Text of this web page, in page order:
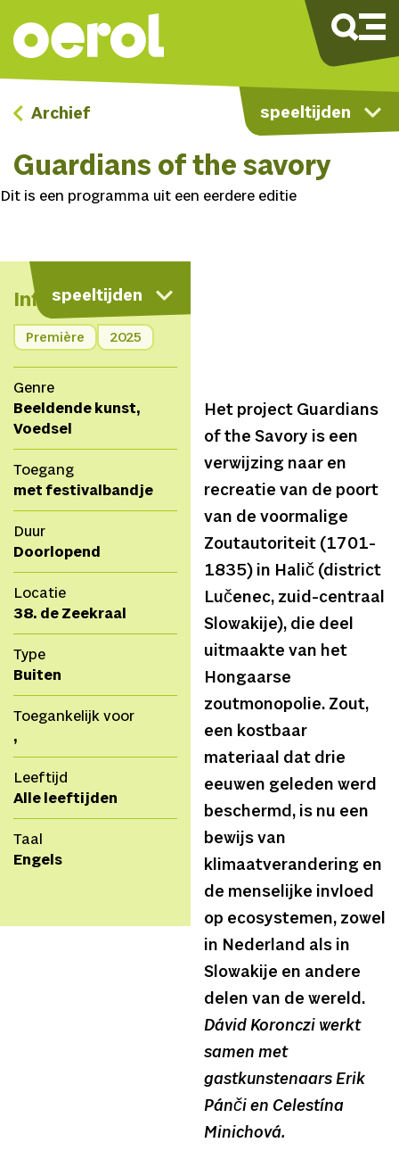
speeltijden
Archief
Guardians of the savory
Dit is een programma uit een eerdere editie
speeltijden
Info
Première 2025
Genre
Beeldende kunst,
Voedsel
Toegang
met festivalbandje
Duur
Doorlopend
Locatie
38. de Zeekraal
Type
Buiten
Toegankelijk voor
,
Leeftijd
Alle leeftijden
Taal
Engels
Het project Guardians
of the Savory is een
verwijzing naar en
recreatie van de poort
van de voormalige
Zoutautoriteit (1701-
1835) in Halič (district
Lučenec, zuid-centraal
Slowakije), die deel
uitmaakte van het
Hongaarse
zoutmonopolie. Zout,
een kostbaar
materiaal dat drie
eeuwen geleden werd
beschermd, is nu een
bewijs van
klimaatverandering en
de menselijke invloed
op ecosystemen, zowel
in Nederland als in
Slowakije en andere
delen van de wereld.
Dávid Koronczi werkt
samen met
gastkunstenaars Erik
Pánči en Celestína
Minichová.